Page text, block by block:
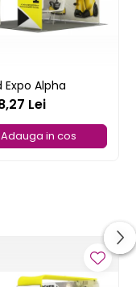
Expo Alpha
Lei
Adauga in cos